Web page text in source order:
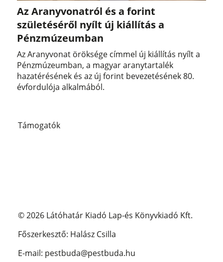
Az Aranyvonatról és a forint
születéséről nyílt új kiállítás a
Pénzmúzeumban
Az Aranyvonat öröksége címmel új kiállítás nyílt a
Pénzmúzeumban, a magyar aranytartalék
hazatérésének és az új forint bevezetésének 80.
évfordulója alkalmából.
Támogatók
© 2026 Látóhatár Kiadó Lap-és Könyvkiadó Kft.
Főszerkesztő: Halász Csilla
E-mail: pestbuda@pestbuda.hu